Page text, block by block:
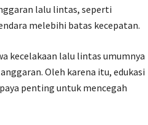
lalu lintas, seperti
melebihi batas kecepatan.
kecelakaan lalu lintas umumnya
Oleh karena itu, edukasi
penting untuk mencegah